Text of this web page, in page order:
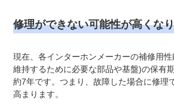
修理ができない可能性が高くな
現在、各インターホンメーカーの補修用
維持するために必要な部品や基盤)の保有
約7年です。つまり、故障した場合に修理
高まります。